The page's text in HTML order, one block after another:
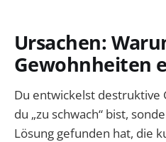
Ursachen:
Gewohnheiten
Du entwickelst destruktive
du „zu schwach“ bist,
Lösung gefunden hat, die